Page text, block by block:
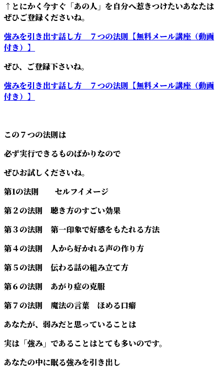
↑とにかく今すぐ「あの人」を自分へ惹きつけたいあなたは
ぜひご登録くださいね。
強みを引き出す話し方 ７つの法則【無料メール講座（動画
付き）】
ぜひ、ご登録下さいね。
強みを引き出す話し方 ７つの法則【無料メール講座（動画
付き）】
この７つの法則は
必ず実行できるものばかりなので
ぜひお試しくださいね。
第1の法則 セルフイメージ
第２の法則 聴き方のすごい効果
第３の法則 第一印象で好感をもたれる方法
第４の法則 人から好かれる声の作り方
第５の法則 伝わる話の組み立て方
第６の法則 あがり症の克服
第７の法則 魔法の言葉 ほめる口癖
あなたが、弱みだと思っていることは
実は「強み」であることはとても多いのです。
あなたの中に眠る強みを引き出し